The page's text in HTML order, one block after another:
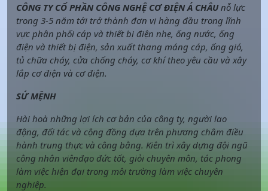
CÔNG TY CỔ PHẦN CÔNG NGHỆ CƠ ĐIỆN Á CHÂUnỗ lực
trong 3-5 năm tới trở thành đơn vị hàng đầu trong lĩnh
vực phân phối cáp và thiết bị điện nhẹ, ống nước, ống
điện và thiết bị điện, sản xuất thang máng cáp, ống gió,
tủ chữa cháy, cửa chống cháy, cơ khí theo yêu cầu và xây
lắp cơ điện và cơ điện.
SỨ MỆNH
Hài hoà những lợi ích cơ bản của công ty, người lao
động, đối tác và cộng đồng dựa trên phương châm điều
hành trung thực và công bằng. Kiên trì xây dựng đội ngũ
công nhân viênđạo đức tốt, giỏi chuyên môn, tác phong
làm việc hiện đại trong môi trường làm việc chuyên
nghiệp.